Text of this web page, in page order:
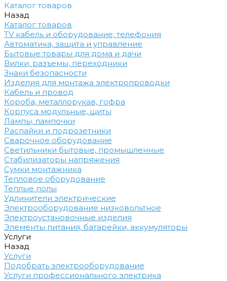
Каталог товаров
Назад
Каталог товаров
TV кабель и оборудование, телефония
Автоматика, защита и управление
Бытовые товары для дома и дачи
Вилки, разъемы, переходники
Знаки безопасности
Изделия для монтажа электропроводки
Кабель и провод
Короба, металлорукав, гофра
Корпуса модульные, щиты
Лампы, лампочки
Распайки и подрозетники
Сварочное оборудование
Светильники бытовые, промышленные
Стабилизаторы напряжения
Сумки монтажника
Тепловое оборудование
Теплые полы
Удлинители электрические
Электрооборудование низковольтное
Электроустановочные изделия
Элементы питания, батарейки, аккумуляторы
Услуги
Назад
Услуги
Подобрать электрооборудование
Услуги профессионального электрика